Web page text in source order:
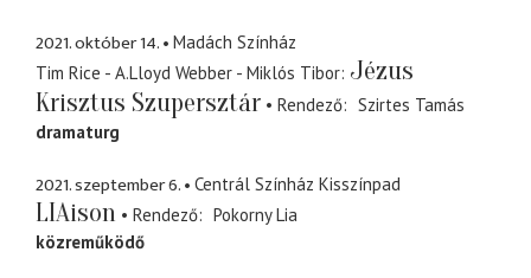
2021. október 14.
Madách Színház
Tim Rice - A.Lloyd Webber - Miklós Tibor Jézus
Krisztus Szupersztár
Rendező
Szirtes Tamás
dramaturg
2021. szeptember 6. Centrál Színház Kisszínpad
LIAison Rendező
Pokorny Lia
közreműködő